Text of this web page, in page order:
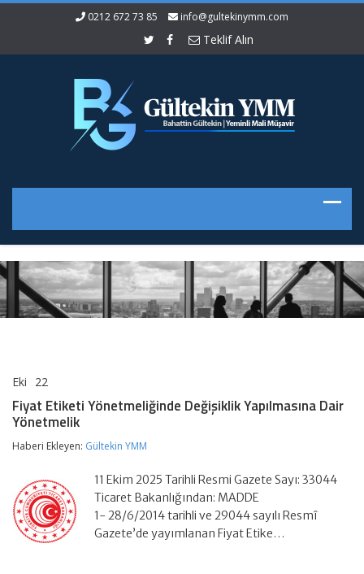
0212 672 73 85 info@gultekinymm.com
Teklif Alın
Eki 22
Yönetmeliğinde
Değişiklik
Dair
Fiyat Etiketi Yönetmeliğinde Değişiklik Yapılmasına Dair
Yönetmelik
Haberi Ekleyen: Gültekin YMM
11 Ekim 2025 Tarihli Resmi Gazete Sayı: 33044
Ticaret Bakanlığından: MADDE
1- 28/6/2014 tarihli ve 29044 sayılı Resmî
Gazete’de yayımlanan Fiyat Etike…